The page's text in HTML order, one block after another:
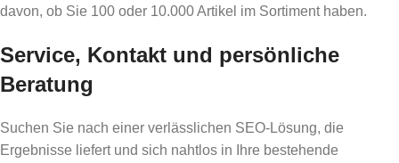
davon, ob Sie 100 oder 10.000 Artikel im Sortiment haben.
Service, Kontakt und persönliche
Beratung
Suchen Sie nach einer verlässlichen SEO-Lösung, die
Ergebnisse liefert und sich nahtlos in Ihre bestehende